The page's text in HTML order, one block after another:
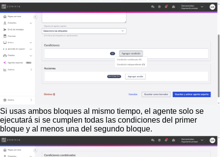
Si usas ambos bloques al mismo tiempo, el agente solo se
ejecutará si se cumplen todas las condiciones del primer
bloque y al menos una del segundo bloque.